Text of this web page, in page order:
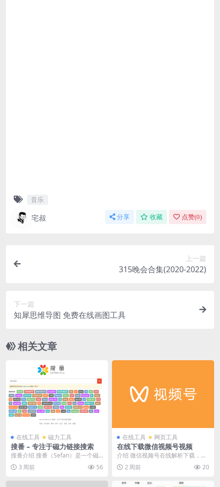
音乐
宅叔 分享 收藏 点赞(0)
上一篇
315晚会合集(2020-2022)
下一篇
知犀思维导图 免费在线画图工具
相关文章
在线工具 磁力工具
搜番 – 专注于磁力链接搜索
搜番介绍 搜番（Sefan）是一个磁
力链接搜索网站，主要用于通过关
键词或番号搜索...
3 周前 56
在线工具 网页工具
在线下载微信视频号视频
介绍 微信视频号在线解析下载，体
积小、上手简单，关键还免费。即
开即用，无需登录 ...
2 周前 20